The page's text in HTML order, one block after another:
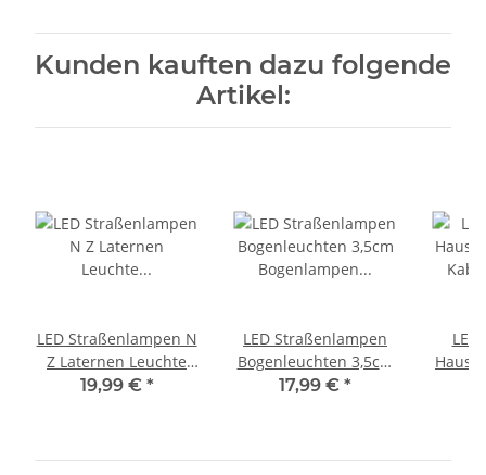
Kunden kauften dazu folgende
Artikel:
LED Straßenlampen N
Z Laternen Leuchte
höhenverstellbar 2 -
19,99 € *
LED Straßenlampen
Bogenleuchten 3,5cm
Bogenlampen für N Z
17,99 € *